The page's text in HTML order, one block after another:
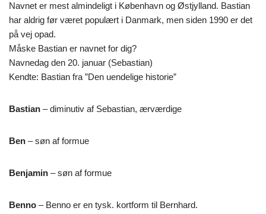
Navnet er mest almindeligt i København og Østjylland. Bastian
har aldrig før været populært i Danmark, men siden 1990 er det
på vej opad.
Måske Bastian er navnet for dig?
Navnedag den 20. januar (Sebastian)
Kendte: Bastian fra ”Den uendelige historie”
Bastian – diminutiv af Sebastian, ærværdige
Ben – søn af formue
Benjamin – søn af formue
Benno – Benno er en tysk. kortform til Bernhard.